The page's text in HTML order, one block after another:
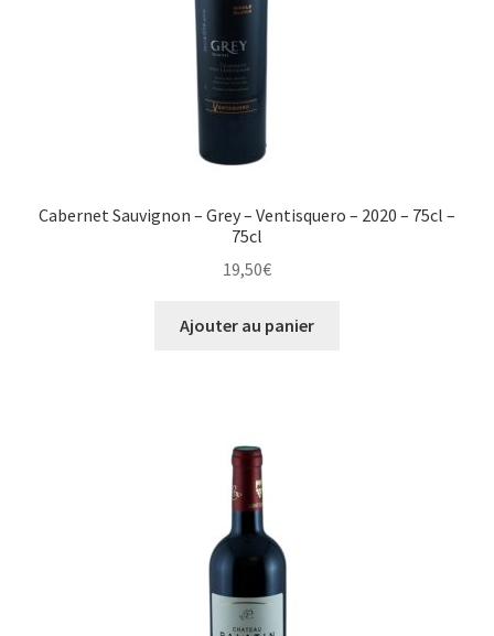
Cabernet Sauvignon – Grey – Ventisquero – 2020 – 75cl –
75cl
19,50€
Ajouter au panier